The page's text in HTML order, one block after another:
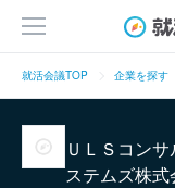
就活会議TOP 企業を探す
ＵＬＳコン
ステムズ株式